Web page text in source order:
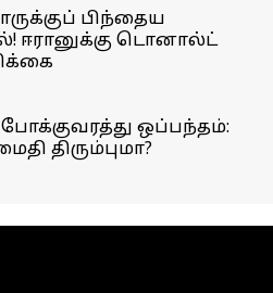
பிந்தைய
ஈரானுக்கு டொனால்ட்
ஒப்பந்தம்:
திரும்புமா?